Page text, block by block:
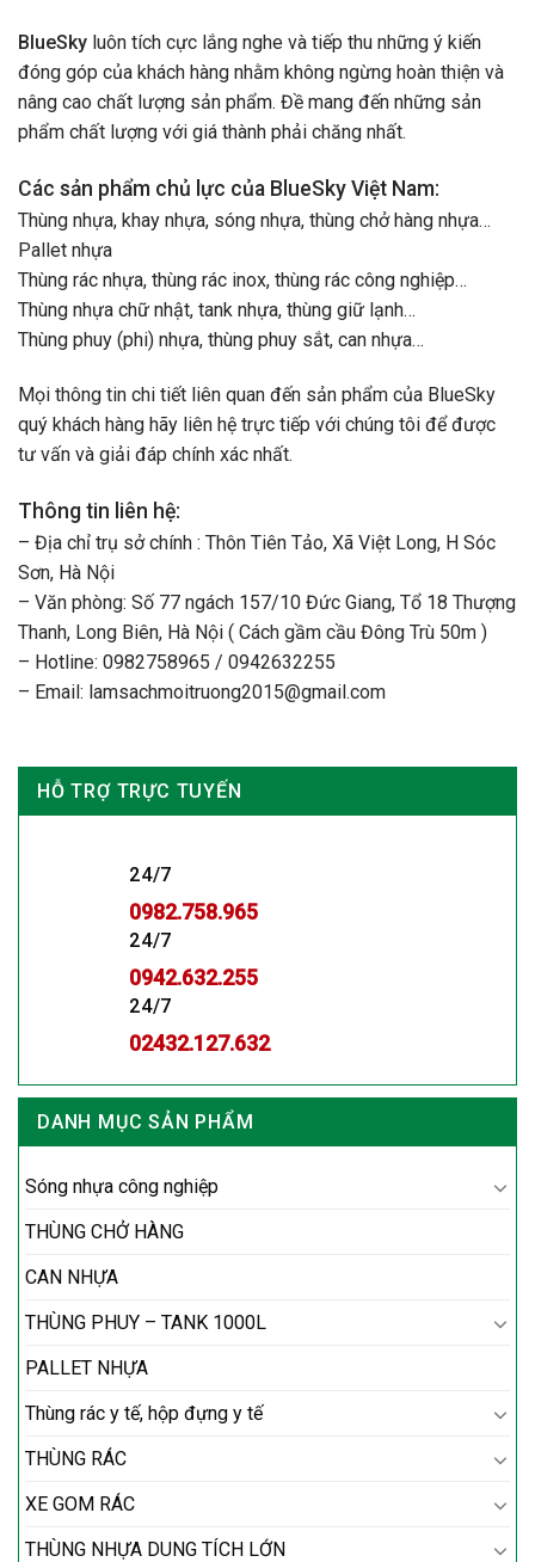
BlueSky luôn tích cực lắng nghe và tiếp thu những ý kiến
đóng góp của khách hàng nhằm không ngừng hoàn thiện và
nâng cao chất lượng sản phẩm. Đề mang đến những sản
phẩm chất lượng với giá thành phải chăng nhất.
Các sản phẩm chủ lực của BlueSky Việt Nam:
Thùng nhựa, khay nhựa, sóng nhựa, thùng chở hàng nhựa…
Pallet nhựa
Thùng rác nhựa, thùng rác inox, thùng rác công nghiệp…
Thùng nhựa chữ nhật, tank nhựa, thùng giữ lạnh…
Thùng phuy (phi) nhựa, thùng phuy sắt, can nhựa…
Mọi thông tin chi tiết liên quan đến sản phẩm của BlueSky
quý khách hàng hãy liên hệ trực tiếp với chúng tôi để được
tư vấn và giải đáp chính xác nhất.
Thông tin liên hệ:
– Địa chỉ trụ sở chính : Thôn Tiên Tảo, Xã Việt Long, H Sóc
Sơn, Hà Nội
– Văn phòng: Số 77 ngách 157/10 Đức Giang, Tổ 18 Thượng
Thanh, Long Biên, Hà Nội ( Cách gầm cầu Đông Trù 50m )
– Hotline: 0982758965 / 0942632255
– Email: lamsachmoitruong2015@gmail.com
HỖ TRỢ TRỰC TUYẾN
24/7
0982.758.965
24/7
0942.632.255
24/7
02432.127.632
DANH MỤC SẢN PHẨM
Sóng nhựa công nghiệp
THÙNG CHỞ HÀNG
CAN NHỰA
THÙNG PHUY – TANK 1000L
PALLET NHỰA
Thùng rác y tế, hộp đựng y tế
THÙNG RÁC
XE GOM RÁC
THÙNG NHỰA DUNG TÍCH LỚN